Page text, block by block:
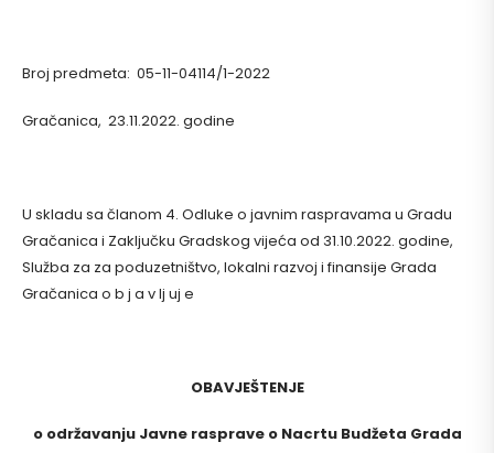
Broj predmeta: 05-11-04114/1-2022
Gračanica, 23.11.2022. godine
U skladu sa članom 4. Odluke o javnim raspravama u Gradu
Gračanica i Zaključku Gradskog vijeća od 31.10.2022. godine,
Služba za za poduzetništvo, lokalni razvoj i finansije Grada
Gračanica o b j a v lj uj e
OBAVJEŠTENJE
o održavanju Javne rasprave o Nacrtu Budžeta Grada